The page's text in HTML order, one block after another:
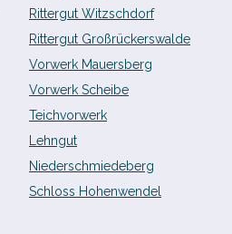
Rittergut Witzschdorf
Rittergut Großrückerswalde
Vorwerk Mauersberg
Vorwerk Scheibe
Teichvorwerk
Lehngut
Niederschmiedeberg
Schloss Hohenwendel